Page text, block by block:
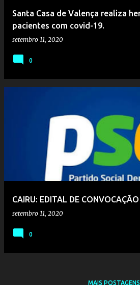
Santa Casa de Valença realiza
pacientes com covid-19.
setembro 11, 2020
0
CAIRU: EDITAL DE CONVOCAÇÃO
setembro 11, 2020
0
MAIS POSTAGENS